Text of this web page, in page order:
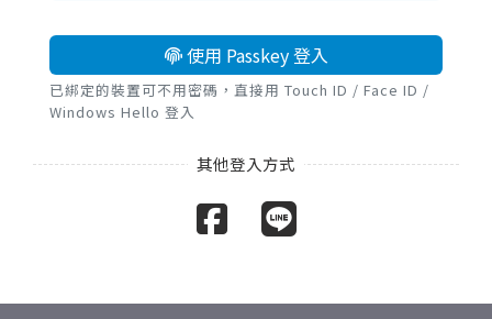
使用 Passkey 登入
已綁定的裝置可不用密碼，直接用 Touch ID / Face ID /
Windows Hello 登入